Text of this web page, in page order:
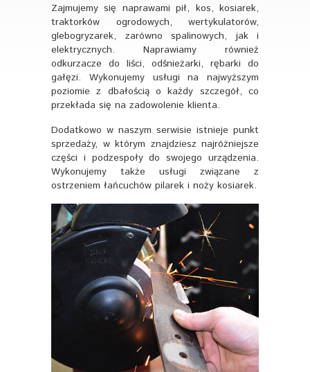
Zajmujemy się naprawami pił, kos, kosiarek,
traktorków ogrodowych, wertykulatorów,
glebogryzarek, zarówno spalinowych, jak i
elektrycznych. Naprawiamy również
odkurzacze do liści, odśnieżarki, rębarki do
gałęzi. Wykonujemy usługi na najwyższym
poziomie z dbałością o każdy szczegół, co
przekłada się na zadowolenie klienta.
Dodatkowo w naszym serwisie istnieje punkt
sprzedaży, w którym znajdziesz najróżniejsze
części i podzespoły do swojego urządzenia.
Wykonujemy także usługi związane z
ostrzeniem łańcuchów pilarek i noży kosiarek.